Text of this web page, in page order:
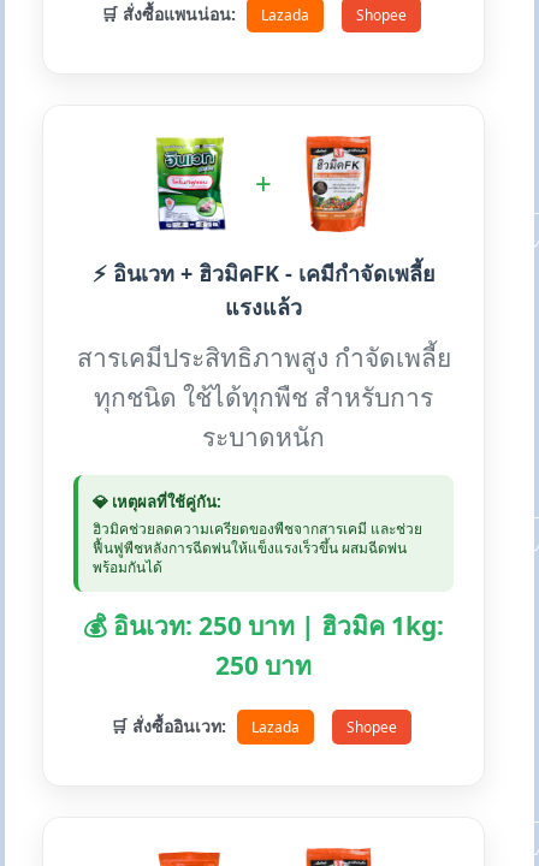
🛒 สั่งซื้อแพนน่อน: Lazada Shopee
+
⚡ อินเวท + ฮิวมิคFK - เคมีกำจัดเพลี้ย
แรงแล้ว
สารเคมีประสิทธิภาพสูง กำจัดเพลี้ย
ทุกชนิด ใช้ได้ทุกพืช สำหรับการ
ระบาดหนัก
💎 เหตุผลที่ใช้คู่กัน:
ฮิวมิคช่วยลดความเครียดของพืชจากสารเคมี และช่วย
ฟื้นฟูพืชหลังการฉีดพ่นให้แข็งแรงเร็วขึ้น ผสมฉีดพ่น
พร้อมกันได้
💰 อินเวท: 250 บาท | ฮิวมิค 1kg:
250 บาท
🛒 สั่งซื้ออินเวท: Lazada Shopee